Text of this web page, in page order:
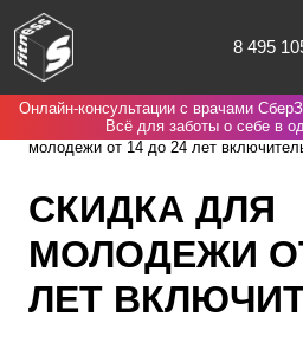
8 495
Москва
О НАС
Онлайн-консультации с врачами
Всё для заботы о себе в
Spirit. Fitness Нас выбирают
молодежи от 14 до 24 лет
СКИДКА ДЛЯ
МОЛОДЕЖИ
ЛЕТ